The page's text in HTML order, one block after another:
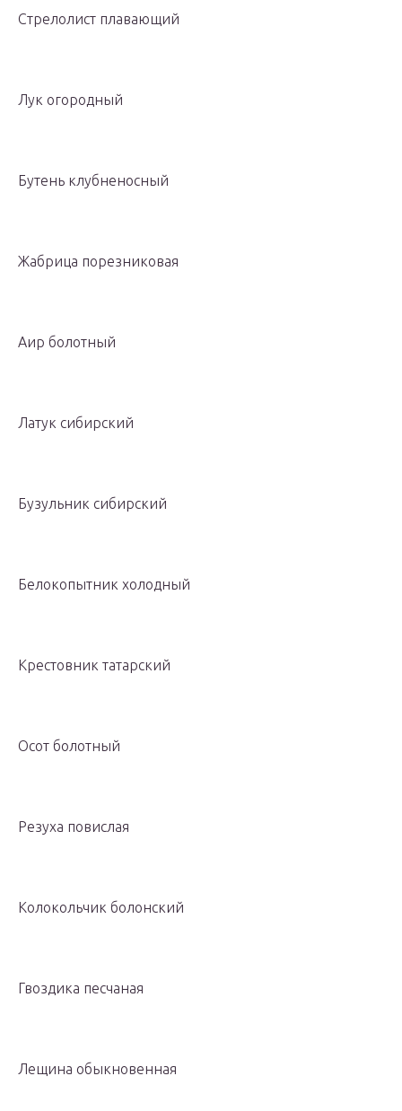
Стрелолист плавающий
Лук огородный
Бутень клубненосный
Жабрица порезниковая
Аир болотный
Латук сибирский
Бузульник сибирский
Белокопытник холодный
Крестовник татарский
Осот болотный
Резуха повислая
Колокольчик болонский
Гвоздика песчаная
Лещина обыкновенная